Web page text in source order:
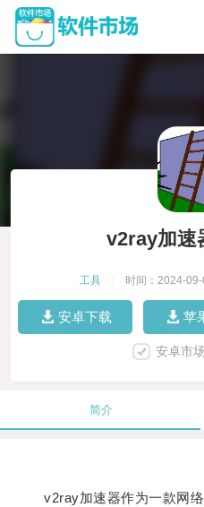
v2ray加速
工具 时间：2024-09-
安卓下载 苹
安卓市
简介
v2ray加速器作为一款网络